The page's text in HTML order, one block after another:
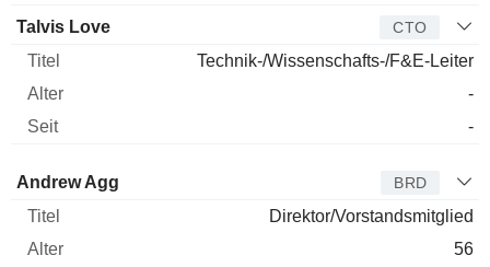
Talvis Love CTO
Technik-/Wissenschafts-/F&E-Leiter
-
-
Verwaltungsratsmitglied
Andrew Agg BRD
Direktor/Vorstandsmitglied
56